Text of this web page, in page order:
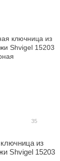
35
из
Shvigel 15203